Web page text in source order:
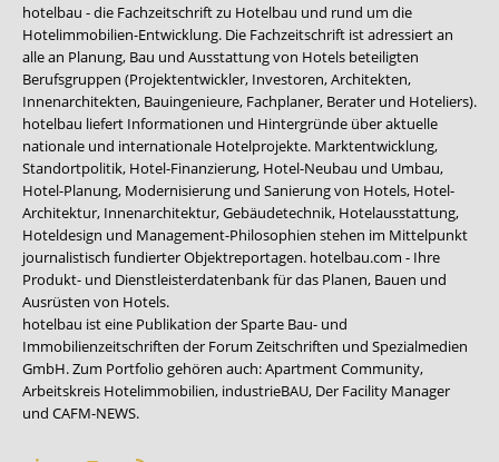
hotelbau - die Fachzeitschrift zu Hotelbau und rund um die
Hotelimmobilien-Entwicklung. Die Fachzeitschrift ist adressiert an
alle an Planung, Bau und Ausstattung von Hotels beteiligten
Berufsgruppen (Projektentwickler, Investoren, Architekten,
Innenarchitekten, Bauingenieure, Fachplaner, Berater und Hoteliers).
hotelbau liefert Informationen und Hintergründe über aktuelle
nationale und internationale Hotelprojekte. Marktentwicklung,
Standortpolitik, Hotel-Finanzierung, Hotel-Neubau und Umbau,
Hotel-Planung, Modernisierung und Sanierung von Hotels, Hotel-
Architektur, Innenarchitektur, Gebäudetechnik, Hotelausstattung,
Hoteldesign und Management-Philosophien stehen im Mittelpunkt
journalistisch fundierter Objektreportagen. hotelbau.com - Ihre
Produkt- und Dienstleisterdatenbank für das Planen, Bauen und
Ausrüsten von Hotels.
hotelbau ist eine Publikation der Sparte Bau- und
Immobilienzeitschriften der Forum Zeitschriften und Spezialmedien
GmbH. Zum Portfolio gehören auch:Apartment Community,
Arbeitskreis Hotelimmobilien, industrieBAU, Der Facility Manager
und CAFM-NEWS.